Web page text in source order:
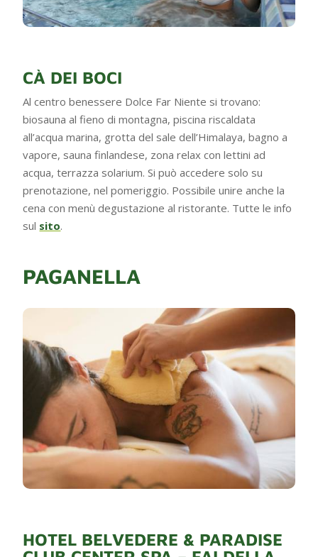
CÀ DEI BOCI
Al centro benessere Dolce Far Niente si trovano:
biosauna al fieno di montagna, piscina riscaldata
all’acqua marina, grotta del sale dell’Himalaya, bagno a
vapore, sauna finlandese, zona relax con lettini ad
acqua, terrazza solarium. Si può accedere solo su
prenotazione, nel pomeriggio. Possibile unire anche la
cena con menù degustazione al ristorante. Tutte le info
sul sito.
PAGANELLA
HOTEL BELVEDERE & PARADISE